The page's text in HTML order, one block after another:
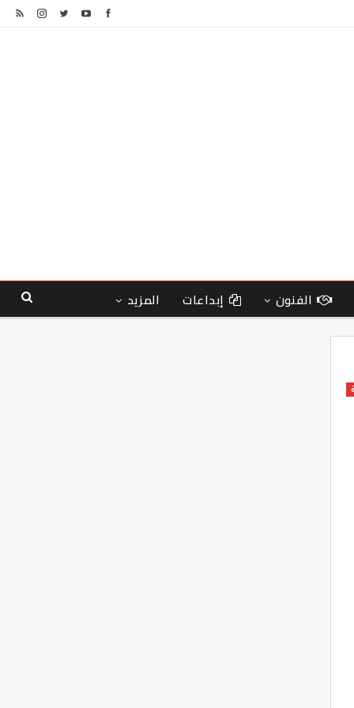
الفنون إبداعات المزيد